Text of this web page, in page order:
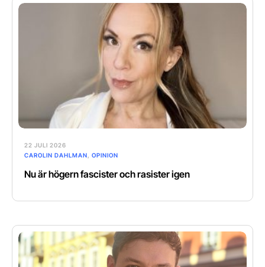
22 JULI 2026
CAROLIN DAHLMAN
OPINION
Nu är högern fascister och rasister igen